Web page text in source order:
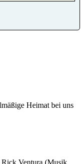
Heimat bei uns
Ventura (Musik,